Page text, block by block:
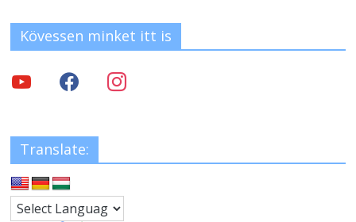
Kövessen minket itt is
Translate: